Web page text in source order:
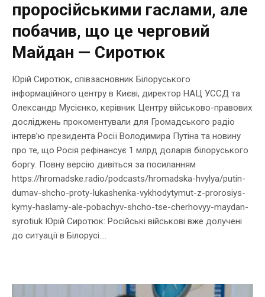
проросійськими гаслами, але
побачив, що це черговий
Майдан — Сиротюк
Юрій Сиротюк, співзасновник Білоруського
інформаційного центру в Києві, директор НАЦ УССД та
Олександр Мусієнко, керівник Центру військово-правових
досліджень прокоментували для Громадського радіо
інтерв’ю президента Росії Володимира Путіна та новину
про те, що Росія рефінансує 1 млрд доларів білоруського
боргу. Повну версію дивіться за посиланням
https://hromadske.radio/podcasts/hromadska-hvylya/putin-
dumav-shcho-proty-lukashenka-vykhodytymut-z-prorosiys-
kymy-haslamy-ale-pobachyv-shcho-tse-cherhovyy-maydan-
syrotiuk Юрій Сиротюк: Російські військові вже долучені
до ситуації в Білорусі....